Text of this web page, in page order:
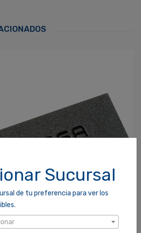
Sucursal
de tu preferencia para ver los
ACCEDER